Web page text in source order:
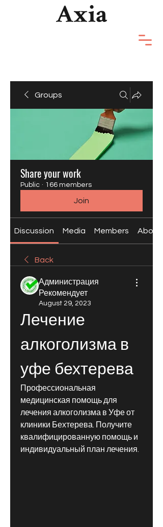
Groups
Share your work
Public · 166 members
Join
Discussion Media Members About
Back
Администрация
Рекомендует
August 29, 2023
Лечение
алкоголизма в
уфе бехтерева
Профессиональная
медицинская помощь для
лечения алкоголизма в Уфе от
клиники Бехтерева. Получите
квалифицированную помощь и
индивидуальный план лечения.